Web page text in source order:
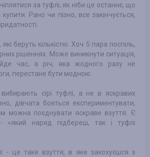
за туфлі, як ніби це останнє, що
Рано чи пізно, все закінчується,
які беруть кількістю. Хоч 5 пара поспіль,
рішеннях. Може виникнути ситуація,
час, а річ, яка жодного разу не
перестане бути модною.
сірі туфлі, а не в яскравих
дівчата бояться експериментувати,
можна поєднувати яскраве взуття. Є
«який наряд підбереш, так і туфлі
- це таке взуття, в яке закохуєшся з